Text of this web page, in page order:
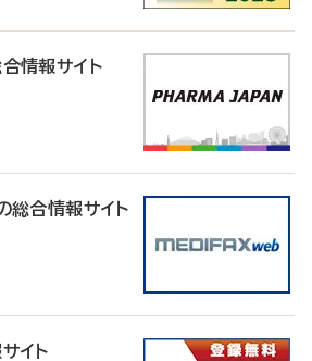
情報サイト
総合情報サイト
イト